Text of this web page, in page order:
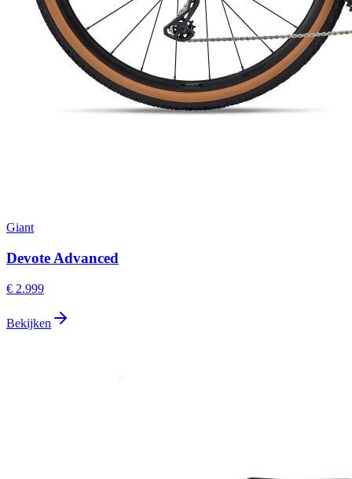
Giant
Devote Advanced
€ 2.999
Bekijken